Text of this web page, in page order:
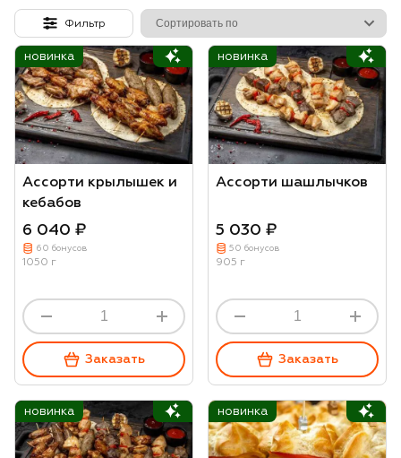
Фильтр
новинка
Ассорти крылышек и
кебабов
6 040 ₽
60 бонусов
1050 г
Заказать
новинка
Ассорти шашлычков
5 030 ₽
50 бонусов
905 г
Заказать
новинка новинка